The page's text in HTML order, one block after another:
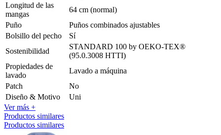
Longitud de las
mangas
64 cm (normal)
Puño
Puños combinados ajustables
Bolsillo del pecho
Sí
Sostenibilidad
STANDARD 100 by OEKO-TEX®
(95.0.3008 HTTI)
Propiedades de
lavado
Lavado a máquina
Patch
No
Diseño & Motivo
Uni
Ver más +
Productos similares
Productos similares